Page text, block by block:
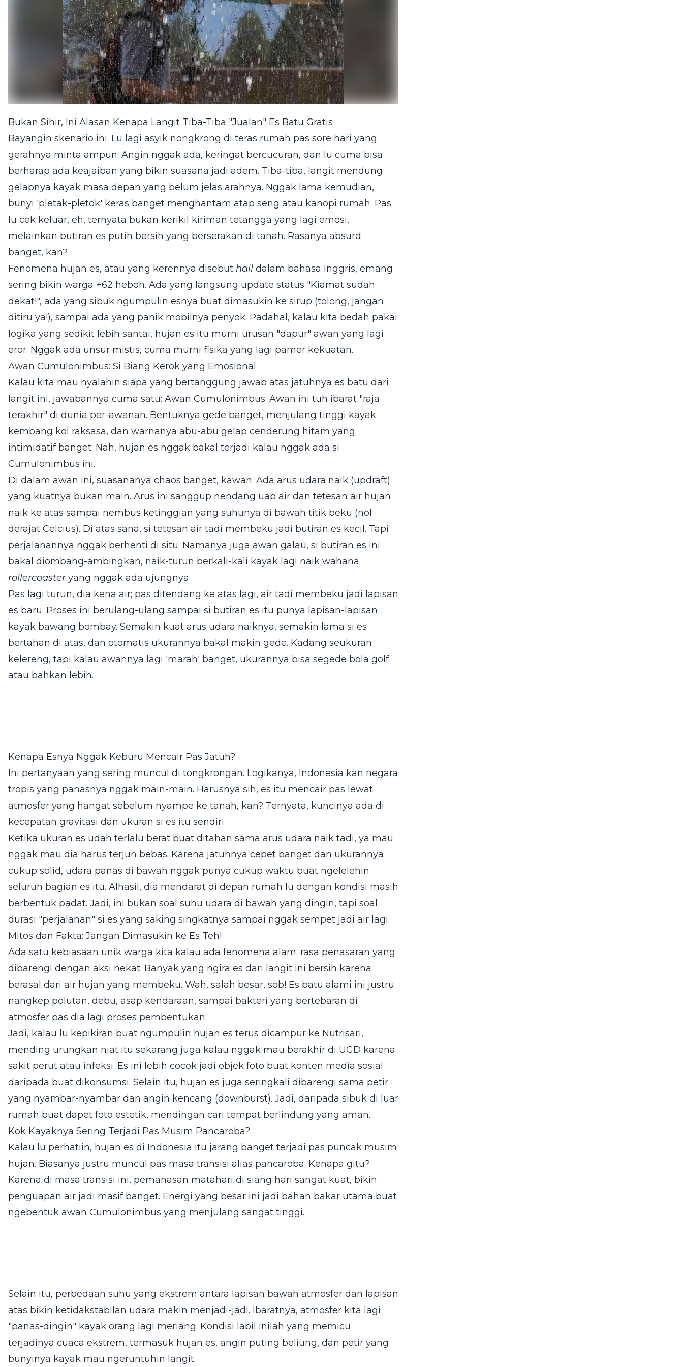
Bukan Sihir, Ini Alasan Kenapa Langit Tiba-Tiba "Jualan" Es Batu Gratis
Bayangin skenario ini: Lu lagi asyik nongkrong di teras rumah pas sore hari yang
gerahnya minta ampun. Angin nggak ada, keringat bercucuran, dan lu cuma bisa
berharap ada keajaiban yang bikin suasana jadi adem. Tiba-tiba, langit mendung
gelapnya kayak masa depan yang belum jelas arahnya. Nggak lama kemudian,
bunyi 'pletak-pletok' keras banget menghantam atap seng atau kanopi rumah. Pas
lu cek keluar, eh, ternyata bukan kerikil kiriman tetangga yang lagi emosi,
melainkan butiran es putih bersih yang berserakan di tanah. Rasanya absurd
banget, kan?
Fenomena hujan es, atau yang kerennya disebut hail dalam bahasa Inggris, emang
sering bikin warga +62 heboh. Ada yang langsung update status "Kiamat sudah
dekat!", ada yang sibuk ngumpulin esnya buat dimasukin ke sirup (tolong, jangan
ditiru ya!), sampai ada yang panik mobilnya penyok. Padahal, kalau kita bedah pakai
logika yang sedikit lebih santai, hujan es itu murni urusan "dapur" awan yang lagi
eror. Nggak ada unsur mistis, cuma murni fisika yang lagi pamer kekuatan.
Awan Cumulonimbus: Si Biang Kerok yang Emosional
Kalau kita mau nyalahin siapa yang bertanggung jawab atas jatuhnya es batu dari
langit ini, jawabannya cuma satu: Awan Cumulonimbus. Awan ini tuh ibarat "raja
terakhir" di dunia per-awanan. Bentuknya gede banget, menjulang tinggi kayak
kembang kol raksasa, dan warnanya abu-abu gelap cenderung hitam yang
intimidatif banget. Nah, hujan es nggak bakal terjadi kalau nggak ada si
Cumulonimbus ini.
Di dalam awan ini, suasananya chaos banget, kawan. Ada arus udara naik (updraft)
yang kuatnya bukan main. Arus ini sanggup nendang uap air dan tetesan air hujan
naik ke atas sampai nembus ketinggian yang suhunya di bawah titik beku (nol
derajat Celcius). Di atas sana, si tetesan air tadi membeku jadi butiran es kecil. Tapi
perjalanannya nggak berhenti di situ. Namanya juga awan galau, si butiran es ini
bakal diombang-ambingkan, naik-turun berkali-kali kayak lagi naik wahana
rollercoasteryang nggak ada ujungnya.
Pas lagi turun, dia kena air; pas ditendang ke atas lagi, air tadi membeku jadi lapisan
es baru. Proses ini berulang-ulang sampai si butiran es itu punya lapisan-lapisan
kayak bawang bombay. Semakin kuat arus udara naiknya, semakin lama si es
bertahan di atas, dan otomatis ukurannya bakal makin gede. Kadang seukuran
kelereng, tapi kalau awannya lagi 'marah' banget, ukurannya bisa segede bola golf
atau bahkan lebih.
Kenapa Esnya Nggak Keburu Mencair Pas Jatuh?
Ini pertanyaan yang sering muncul di tongkrongan. Logikanya, Indonesia kan negara
tropis yang panasnya nggak main-main. Harusnya sih, es itu mencair pas lewat
atmosfer yang hangat sebelum nyampe ke tanah, kan? Ternyata, kuncinya ada di
kecepatan gravitasi dan ukuran si es itu sendiri.
Ketika ukuran es udah terlalu berat buat ditahan sama arus udara naik tadi, ya mau
nggak mau dia harus terjun bebas. Karena jatuhnya cepet banget dan ukurannya
cukup solid, udara panas di bawah nggak punya cukup waktu buat ngelelehin
seluruh bagian es itu. Alhasil, dia mendarat di depan rumah lu dengan kondisi masih
berbentuk padat. Jadi, ini bukan soal suhu udara di bawah yang dingin, tapi soal
durasi "perjalanan" si es yang saking singkatnya sampai nggak sempet jadi air lagi.
Mitos dan Fakta: Jangan Dimasukin ke Es Teh!
Ada satu kebiasaan unik warga kita kalau ada fenomena alam: rasa penasaran yang
dibarengi dengan aksi nekat. Banyak yang ngira es dari langit ini bersih karena
berasal dari air hujan yang membeku. Wah, salah besar, sob! Es batu alami ini justru
nangkep polutan, debu, asap kendaraan, sampai bakteri yang bertebaran di
atmosfer pas dia lagi proses pembentukan.
Jadi, kalau lu kepikiran buat ngumpulin hujan es terus dicampur ke Nutrisari,
mending urungkan niat itu sekarang juga kalau nggak mau berakhir di UGD karena
sakit perut atau infeksi. Es ini lebih cocok jadi objek foto buat konten media sosial
daripada buat dikonsumsi. Selain itu, hujan es juga seringkali dibarengi sama petir
yang nyambar-nyambar dan angin kencang (downburst). Jadi, daripada sibuk di luar
rumah buat dapet foto estetik, mendingan cari tempat berlindung yang aman.
Kok Kayaknya Sering Terjadi Pas Musim Pancaroba?
Kalau lu perhatiin, hujan es di Indonesia itu jarang banget terjadi pas puncak musim
hujan. Biasanya justru muncul pas masa transisi alias pancaroba. Kenapa gitu?
Karena di masa transisi ini, pemanasan matahari di siang hari sangat kuat, bikin
penguapan air jadi masif banget. Energi yang besar ini jadi bahan bakar utama buat
ngebentuk awan Cumulonimbus yang menjulang sangat tinggi.
Selain itu, perbedaan suhu yang ekstrem antara lapisan bawah atmosfer dan lapisan
atas bikin ketidakstabilan udara makin menjadi-jadi. Ibaratnya, atmosfer kita lagi
"panas-dingin" kayak orang lagi meriang. Kondisi labil inilah yang memicu
terjadinya cuaca ekstrem, termasuk hujan es, angin puting beliung, dan petir yang
bunyinya kayak mau ngeruntuhin langit.